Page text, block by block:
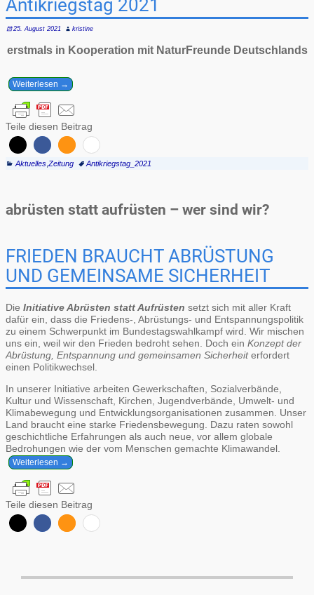
Antikriegstag 2021
25. August 2021 kristine
erstmals in Kooperation mit NaturFreunde Deutschlands
Weiterlesen →
Teile diesen Beitrag
Aktuelles, Zeitung Antikriegstag_2021
abrüsten statt aufrüsten – wer sind wir?
FRIEDEN BRAUCHT ABRÜSTUNG
UND GEMEINSAME SICHERHEIT
Die Initiative Abrüsten statt Aufrüsten setzt sich mit aller Kraft
dafür ein, dass die Friedens-, Abrüstungs- und Entspannungspolitik
zu einem Schwerpunkt im Bundestagswahlkampf wird. Wir mischen
uns ein, weil wir den Frieden bedroht sehen. Doch ein Konzept der
Abrüstung, Entspannung und gemeinsamen Sicherheiterfordert
einen Politikwechsel.
In unserer Initiative arbeiten Gewerkschaften, Sozialverbände,
Kultur und Wissenschaft, Kirchen, Jugendverbände, Umwelt- und
Klimabewegung und Entwicklungsorganisationen zusammen. Unser
Land braucht eine starke Friedensbewegung. Dazu raten sowohl
geschichtliche Erfahrungen als auch neue, vor allem globale
Bedrohungen wie der vom Menschen gemachte Klimawandel.
Weiterlesen →
Teile diesen Beitrag